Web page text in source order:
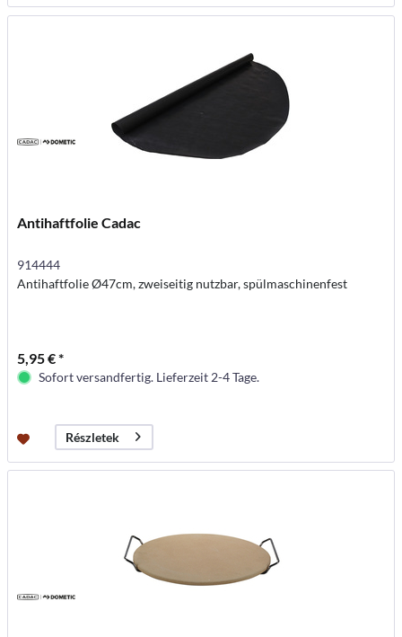
Antihaftfolie Cadac
914444
Antihaftfolie Ø47cm, zweiseitig nutzbar, spülmaschinenfest
5,95 € *
Sofort versandfertig. Lieferzeit 2-4 Tage.
Részletek